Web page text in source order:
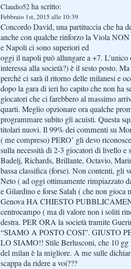
Claudio52 ha scritto:
Febbraio 1st, 2015 alle 10:39
Concordo David, una partituccia che ha
anche con qualche rinforzo la Viola
e Napoli ci sono superiori ed
oggi il napoli può allungare a +7. L’unico
interessa alla società?) è il sesto posto.
perché ci sarà il ritorno delle milanesi e
dopo la gara di ieri ho capito che non ha
giocatori che ci farebbero al massimo
quarti. Meglio opzionare ora qualche
programmare subito gli acuisti. Questa
titolari nuovi. Il 99% dei commenti su
( me compreso) PERO’ gli devo
sulla necessità di 2-3 giocatori di livello
Badelj, Richards, Brillante, Octavio,
bassa classifica (forse). Non contenti, gli
Neto ( ad oggi ottimamente rimpiazzato
e Gilardino e forse Salah ( che non
Genova HA CHIESTO
centrocampo ( ma di valore non i soliti
destra. PER ORA la società tramite
“SIAMO A POSTO COSI”. GIUSTO
LO SIAMO!! Stile Berlusconi, che 10 gg
del milan è la migliore. A me sulle
scappa da ridere a voi???